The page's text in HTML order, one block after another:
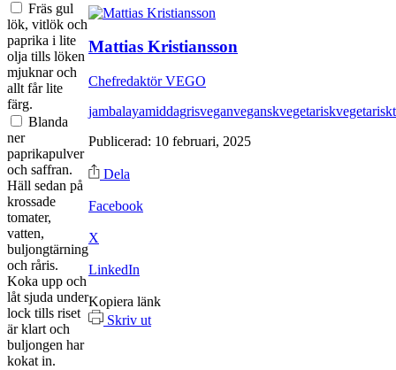
Fräs gul
lök, vitlök och
paprika i lite
olja tills löken
mjuknar och
allt får lite
färg.
Blanda
ner
paprikapulver
och saffran.
Häll sedan på
krossade
tomater,
vatten,
buljongtärning
och råris.
Koka upp och
låt sjuda under
lock tills riset
är klart och
buljongen har
kokat in.
Mattias Kristiansson
Chefredaktör VEGO
jambalayamiddagrisveganveganskvegetariskvegetariskt
Publicerad: 10 februari, 2025
Dela
Facebook
X
LinkedIn
Kopiera länk
Skriv ut